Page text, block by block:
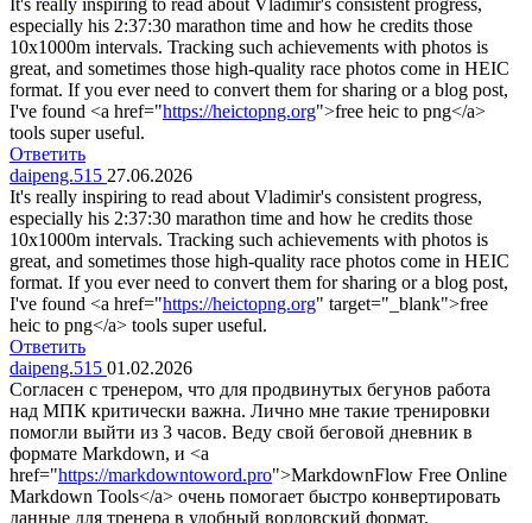
especially his 2:37:30 marathon time and how he credits those
10x1000m intervals. Tracking such achievements with photos is
great, and sometimes those high-quality race photos come in HEIC
format. If you ever need to convert them for sharing or a blog post,
I've found <a href="https://heictopng.org">free heic to png</a>
tools super useful.
Ответить
daipeng.515 27.06.2026
It's really inspiring to read about Vladimir's consistent progress,
especially his 2:37:30 marathon time and how he credits those
10x1000m intervals. Tracking such achievements with photos is
great, and sometimes those high-quality race photos come in HEIC
format. If you ever need to convert them for sharing or a blog post,
I've found <a href="https://heictopng.org" target="_blank">free
heic to png</a> tools super useful.
Ответить
daipeng.515 01.02.2026
Согласен с тренером, что для продвинутых бегунов работа
над МПК критически важна. Лично мне такие тренировки
помогли выйти из 3 часов. Веду свой беговой дневник в
формате Markdown, и <a
href="https://markdowntoword.pro">MarkdownFlow Free Online
Markdown Tools</a> очень помогает быстро конвертировать
данные для тренера в удобный вордовский формат.